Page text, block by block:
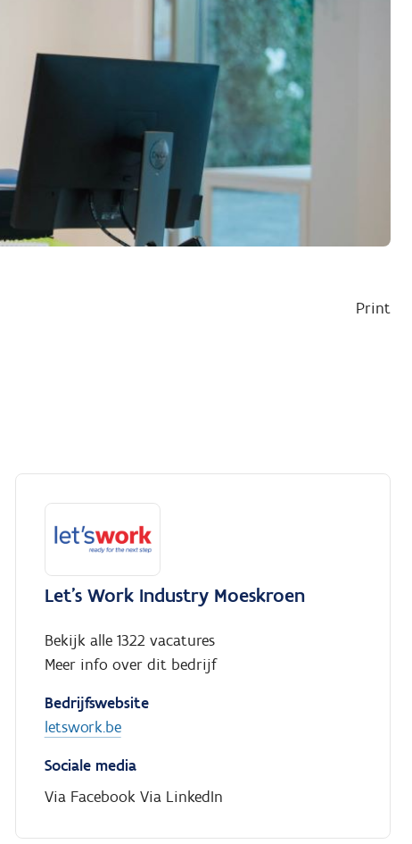
Print
Let's Work Industry Moeskroen
Bekijk alle 1322 vacatures
Meer info over dit bedrijf
Bedrijfswebsite
letswork.be
Sociale media
Via Facebook Via LinkedIn